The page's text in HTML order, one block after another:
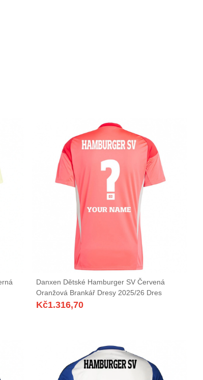
Danxen Dětské Hamburger SV Červená
Oranžová Brankář Dresy 2025/26 Dres
Kč1.316,70